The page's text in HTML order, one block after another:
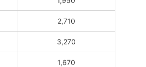
2,710
3,270
1,670